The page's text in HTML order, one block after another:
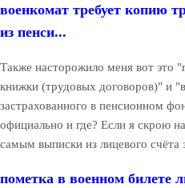
военкомат требует копию
из пенси...
Также насторожило меня вот это
книжки (трудовых договоров)" и
застрахованного в пенсионном
официально и где? Если я скрою
самым выписки из лицевого счёта
пометка в военном билете